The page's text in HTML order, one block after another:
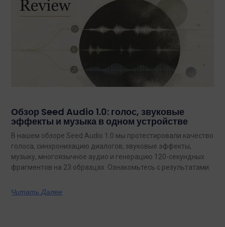
Обзор Seed Audio 1.0: голос, звуковые
эффекты и музыка в одном устройстве
В нашем обзоре Seed Audio 1.0 мы протестировали качество
голоса, синхронизацию диалогов, звуковые эффекты,
музыку, многоязычное аудио и генерацию 120-секундных
фрагментов на 23 образцах. Ознакомьтесь с результатами.
Читать Далее